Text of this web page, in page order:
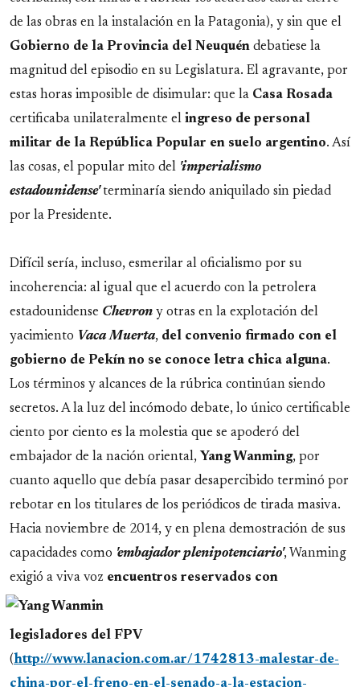
de las obras en la instalación en la Patagonia), y sin que el
Gobierno de la Provincia del Neuquén debatiese la
magnitud del episodio en su Legislatura. El agravante, por
estas horas imposible de disimular: que la Casa Rosada
certificaba unilateralmente el ingreso de personal
militar de la República Popular en suelo argentino. Así
las cosas, el popular mito del 'imperialismo
estadounidense'terminaría siendo aniquilado sin piedad
por la Presidente.
Difícil sería, incluso, esmerilar al oficialismo por su
incoherencia: al igual que el acuerdo con la petrolera
estadounidense Chevron y otras en la explotación del
yacimiento Vaca Muerta, del convenio firmado con el
gobierno de Pekín no se conoce letra chica alguna.
Los términos y alcances de la rúbrica continúan siendo
secretos. A la luz del incómodo debate, lo único certificable
ciento por ciento es la molestia que se apoderó del
embajador de la nación oriental, Yang Wanming, por
cuanto aquello que debía pasar desapercibido terminó por
rebotar en los titulares de los periódicos de tirada masiva.
Hacia noviembre de 2014, y en plena demostración de sus
capacidades como 'embajador plenipotenciario', Wanming
exigió a viva voz encuentros reservados con
legisladores del FPV
(http://www.lanacion.com.ar/1742813-malestar-de-
china-por-el-freno-en-el-senado-a-la-estacion-